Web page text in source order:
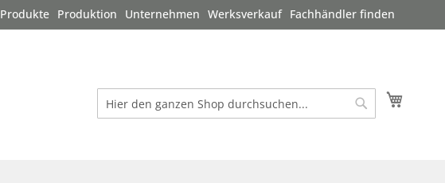
Produkte Produktion Unternehmen Werksverkauf Fachhändler finden
Suche
Suche